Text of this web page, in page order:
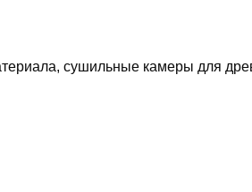
сушильные камеры для